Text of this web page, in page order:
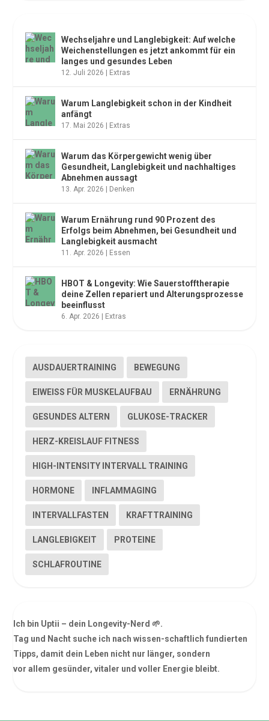
Wechseljahre und Langlebigkeit: Auf welche
Weichenstellungen es jetzt ankommt für ein
langes und gesundes Leben
12. Juli 2026 Extras
Warum Langlebigkeit schon in der Kindheit
anfängt
17. Mai 2026 Extras
Warum das Körpergewicht wenig über
Gesundheit, Langlebigkeit und nachhaltiges
Abnehmen aussagt
13. Apr. 2026 Denken
Warum Ernährung rund 90 Prozent des
Erfolgs beim Abnehmen, bei Gesundheit und
Langlebigkeit ausmacht
11. Apr. 2026 Essen
HBOT & Longevity: Wie Sauerstofftherapie
deine Zellen repariert und Alterungsprozesse
beeinflusst
6. Apr. 2026 Extras
AUSDAUERTRAINING BEWEGUNG
EIWEISS FÜR MUSKELAUFBAU ERNÄHRUNG
GESUNDES ALTERN GLUKOSE-TRACKER
HERZ-KREISLAUF FITNESS
HIGH-INTENSITY INTERVALL TRAINING
HORMONE INFLAMMAGING
INTERVALLFASTEN KRAFTTRAINING
LANGLEBIGKEIT PROTEINE
SCHLAFROUTINE
Ich bin Uptii – dein Longevity-Nerd 🌱.
Tag und Nacht suche ich nach wissen-schaftlich fundierten
Tipps, damit dein Leben nicht nur länger, sondern
vor allem gesünder, vitaler und voller Energie bleibt.